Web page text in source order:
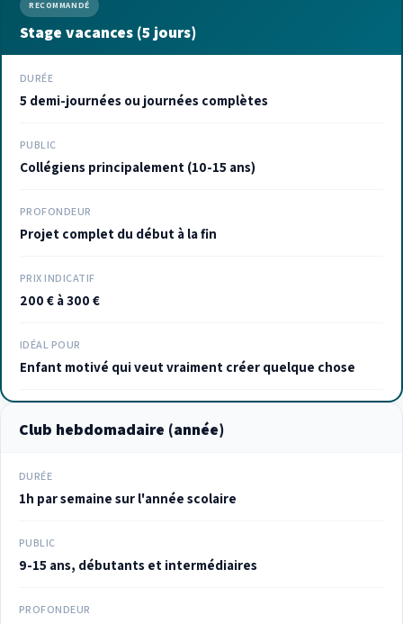
RECOMMANDÉ
Stage vacances (5 jours)
DURÉE
5 demi-journées ou journées complètes
PUBLIC
Collégiens principalement (10-15 ans)
PROFONDEUR
Projet complet du début à la fin
PRIX INDICATIF
200 € à 300 €
IDÉAL POUR
Enfant motivé qui veut vraiment créer quelque chose
Club hebdomadaire (année)
DURÉE
1h par semaine sur l'année scolaire
PUBLIC
9-15 ans, débutants et intermédiaires
PROFONDEUR